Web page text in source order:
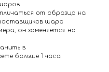
от образца на
шара
он заменяется на
в
больше 1 часа